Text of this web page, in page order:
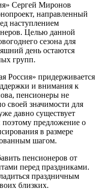
Сергей Миронов
направленный
наступлением
Целью данной
сезона для
день остаются
групп.
Россия» придерживается
и внимания к
пенсионеры не
своей значимости для
давно существует
предложение о
в размере
шагом.
пенсионеров от
перед праздниками.
праздничным
близких.